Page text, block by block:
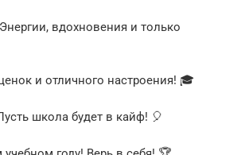
вдохновения и только
и отличного настроения! 🎓
школа будет в кайф! 🎈